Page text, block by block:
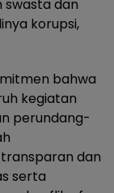
dan
korupsi,
bahwa
kegiatan
perundang-
dan
serta